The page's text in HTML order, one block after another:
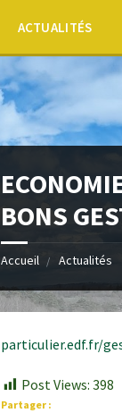
ACTUALITÉS
BONS
Accueil Actualités
particulier.edf.fr/
Post Views: 398
Partager :